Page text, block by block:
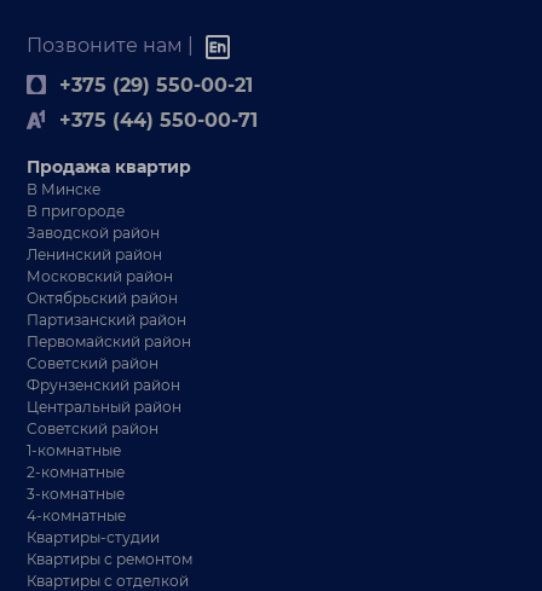
Позвоните нам |
+375 (29) 550-00-21
+375 (44) 550-00-71
Продажа квартир
В Минске
В пригороде
Заводской район
Ленинский район
Московский район
Октябрьский район
Партизанский район
Первомайский район
Советский район
Фрунзенский район
Центральный район
Советский район
1-комнатные
2-комнатные
3-комнатные
4-комнатные
Квартиры-студии
Квартиры с ремонтом
Квартиры с отделкой